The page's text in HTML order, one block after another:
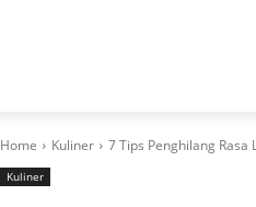
Home Kuliner 7 Tips Penghilang
Kuliner